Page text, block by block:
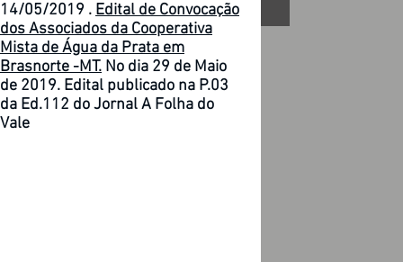
14/05/2019 . Edital de Convocação
dos Associados da Cooperativa
Mista de Água da Prata em
Brasnorte -MT. No dia 29 de Maio
de 2019. Edital publicado na P.03
da Ed.112 do Jornal A Folha do
Vale